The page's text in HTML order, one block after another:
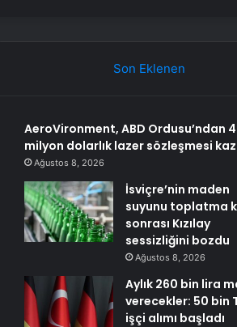
Son Eklenen
AeroVironment, ABD Ordusu’ndan
milyon dolarlık lazer sözleşmesi
Ağustos 8, 2026
İsviçre’nin maden
suyunu toplatma
sonrası Kızılay
sessizliğini bozdu
Ağustos 8, 2026
Aylık 260 bin lira
verecekler: 50 bin
işçi alımı başladı